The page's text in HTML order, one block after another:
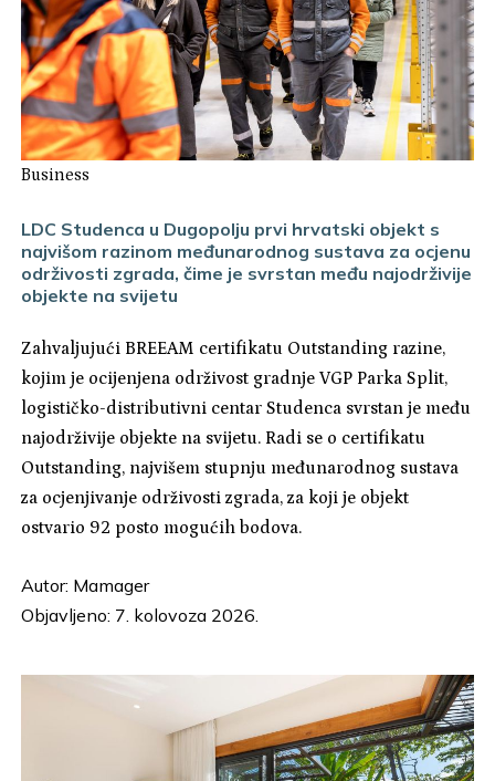
Business
LDC Studenca u Dugopolju prvi hrvatski objekt s
najvišom razinom međunarodnog sustava za ocjenu
održivosti zgrada, čime je svrstan među najodrživije
objekte na svijetu
Zahvaljujući BREEAM certifikatu Outstanding razine,
kojim je ocijenjena održivost gradnje VGP Parka Split,
logističko-distributivni centar Studenca svrstan je među
najodrživije objekte na svijetu. Radi se o certifikatu
Outstanding, najvišem stupnju međunarodnog sustava
za ocjenjivanje održivosti zgrada, za koji je objekt
ostvario 92 posto mogućih bodova.
Autor: Mamager
Objavljeno: 7. kolovoza 2026.